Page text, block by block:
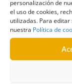
personalización de
el uso de cookies,
utilizadas. Para
nuestra Política de